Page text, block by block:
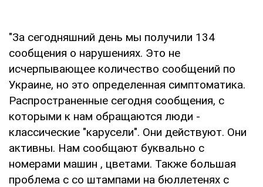
"За сегодняшний день мы получили 134
сообщения о нарушениях. Это не
исчерпывающее количество сообщений по
Украине, но это определенная симптоматика.
Распространенные сегодня сообщения, с
которыми к нам обращаются люди -
классические "карусели". Они действуют. Они
активны. Нам сообщают буквально с
номерами машин , цветами. Также большая
проблема с со штампами на бюллетенях с